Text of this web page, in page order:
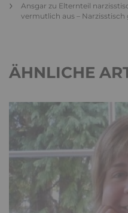
Ansgar zu Elternteil
vermutlich aus – Narzisstisch
ÄHNLICHE